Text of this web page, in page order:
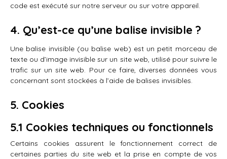
code est exécuté sur notre serveur ou sur votre appareil.
4. Qu’est-ce qu’une balise invisible ?
Une balise invisible (ou balise web) est un petit morceau de
texte ou d’image invisible sur un site web, utilisé pour suivre le
trafic sur un site web. Pour ce faire, diverses données vous
concernant sont stockées à l’aide de balises invisibles.
5. Cookies
5.1 Cookies techniques ou fonctionnels
Certains cookies assurent le fonctionnement correct de
certaines parties du site web et la prise en compte de vos